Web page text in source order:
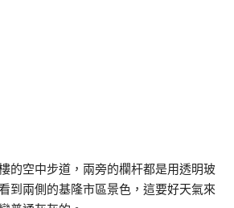
的空中步道，兩旁的欄杆都是用透明玻
到兩側的基隆市區景色，這要好天氣來